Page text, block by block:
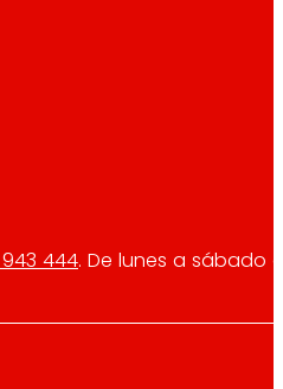
444. De lunes a sábado